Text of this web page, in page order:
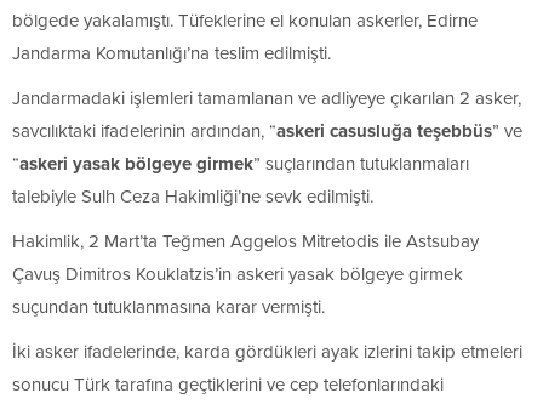
bölgede yakalamıştı. Tüfeklerine el konulan askerler, Edirne
Jandarma Komutanlığı’na teslim edilmişti.
Jandarmadaki işlemleri tamamlanan ve adliyeye çıkarılan 2 asker,
savcılıktaki ifadelerinin ardından, “askeri casusluğa teşebbüs” ve
“askeri yasak bölgeye girmek” suçlarından tutuklanmaları
talebiyle Sulh Ceza Hakimliği’ne sevk edilmişti.
Hakimlik, 2 Mart’ta Teğmen Aggelos Mitretodis ile Astsubay
Çavuş Dimitros Kouklatzis’in askeri yasak bölgeye girmek
suçundan tutuklanmasına karar vermişti.
İki asker ifadelerinde, karda gördükleri ayak izlerini takip etmeleri
sonucu Türk tarafına geçtiklerini ve cep telefonlarındaki